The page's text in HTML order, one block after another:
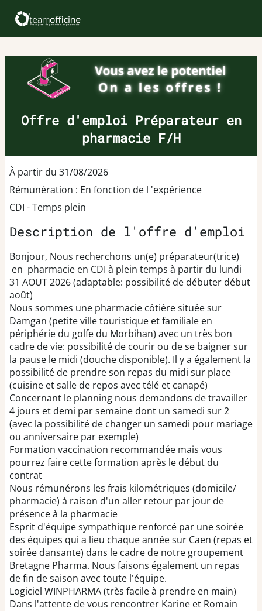
Offre d'emploi Préparateur en
pharmacie F/H
À partir du 31/08/2026
Rémunération : En fonction de l 'expérience
CDI - Temps plein
Description de l'offre d'emploi
Bonjour, Nous recherchons un(e) préparateur(trice)
en pharmacie en CDI à plein temps à partir du lundi
31 AOUT 2026 (adaptable: possibilité de débuter début
août)
Nous sommes une pharmacie côtière située sur
Damgan (petite ville touristique et familiale en
périphérie du golfe du Morbihan) avec un très bon
cadre de vie: possibilité de courir ou de se baigner sur
la pause le midi (douche disponible). Il y a également la
possibilité de prendre son repas du midi sur place
(cuisine et salle de repos avec télé et canapé)
Concernant le planning nous demandons de travailler
4 jours et demi par semaine dont un samedi sur 2
(avec la possibilité de changer un samedi pour mariage
ou anniversaire par exemple)
Formation vaccination recommandée mais vous
pourrez faire cette formation après le début du
contrat
Nous rémunérons les frais kilométriques (domicile/
pharmacie) à raison d'un aller retour par jour de
présence à la pharmacie
Esprit d'équipe sympathique renforcé par une soirée
des équipes qui a lieu chaque année sur Caen (repas et
soirée dansante) dans le cadre de notre groupement
Bretagne Pharma. Nous faisons également un repas
de fin de saison avec toute l'équipe.
Logiciel WINPHARMA (très facile à prendre en main)
Dans l'attente de vous rencontrer Karine et Romain